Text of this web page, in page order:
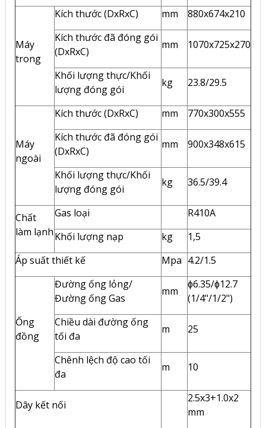
Máy
trong
Kích thước (DxRxC) mm
880x674x210
Kích thước đã đóng gói
(DxRxC)
mm 1070x725x270
Khối lượng thực/Khối
lượng đóng gói
kg 23.8/29.5
Máy
ngoài
Kích thước (DxRxC) mm
770x300x555
Kích thước đã đóng gói
(DxRxC)
mm 900x348x615
Khối lượng thực/Khối
lượng đóng gói
kg 36.5/39.4
Chất
làm lạnh
Gas loại
R410A
Khối lượng nạp
kg
1,5
Áp suất thiết kế
Mpa 4.2/1.5
Ống
đồng
Đường ống lỏng/
Đường ống Gas
mm
ɸ6.35/ɸ12.7
(1/4"/1/2")
Chiều dài đường ống
tối đa
m 25
Chênh lệch độ cao tối
đa
m 10
Dây kết nối
2.5x3+1.0x2
mm